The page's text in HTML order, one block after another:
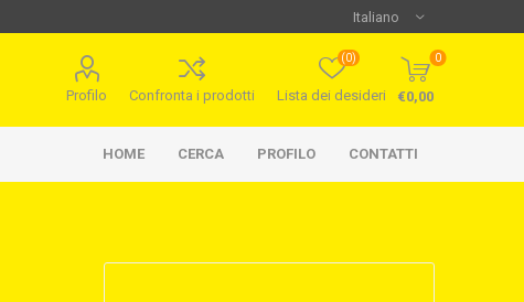
Profilo Confronta i prodotti Lista dei desideri
(0) 0
€0,00
HOME CERCA PROFILO CONTATTI